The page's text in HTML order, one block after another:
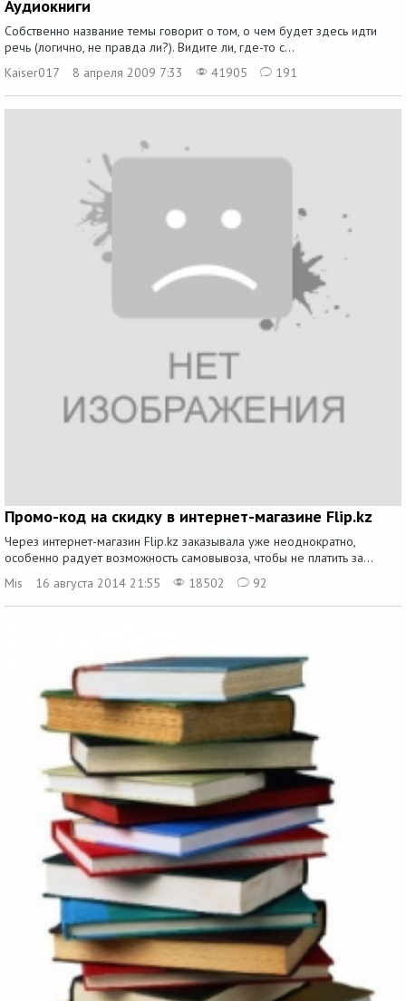
Аудиокниги
Собственно название темы говорит о том, о чем будет здесь идти
речь (логично, не правда ли?). Видите ли, где-то с...
Kaiser017
8 апреля 2009 7:33 41905 191
Промо-код на скидку в интернет-магазине Flip.kz
Через интернет-магазин Flip.kz заказывала уже неоднократно,
особенно радует возможность самовывоза, чтобы не платить за...
Mis
16 августа 2014 21:55 18502 92